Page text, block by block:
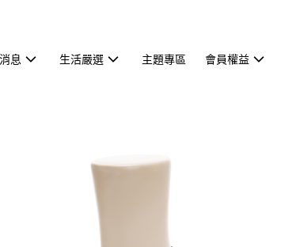
息 生活嚴選 主題專區 會員權益